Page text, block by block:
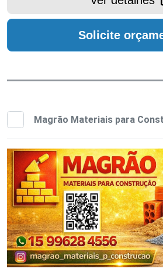
Solicite
Magrão Materiais para